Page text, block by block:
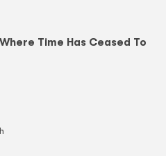
Time Has Ceased To